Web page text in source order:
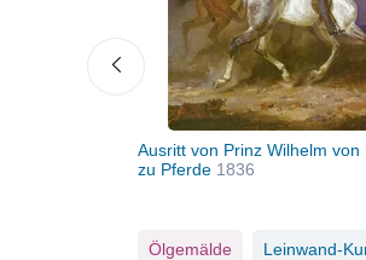
Ausritt von Prinz Wilhelm von
zu Pferde 1836
Ölgemälde
Leinwand-